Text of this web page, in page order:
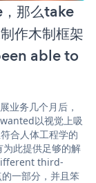
那么take
作木制框架
able to
业务几个月后，
以视觉上吸
合人体工程学的
此提供足够的解
third-
一部分，并且笨